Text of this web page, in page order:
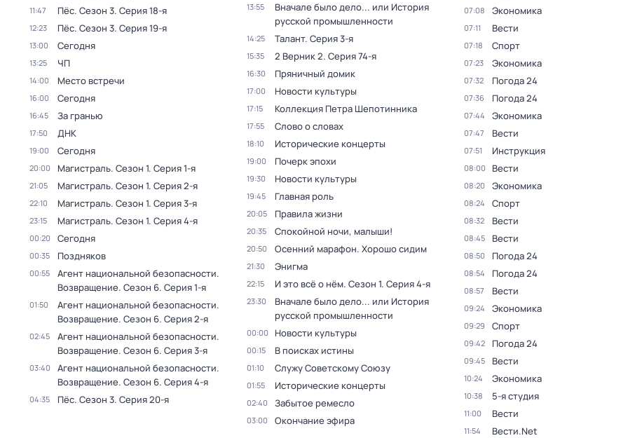
11:47 Пёс. Сезон 3. Серия 18-я
12:23 Пёс. Сезон 3. Серия 19-я
13:00 Сегодня
13:25 ЧП
14:00 Место встречи
16:00 Сегодня
16:45 За гранью
17:50 ДНК
19:00 Сегодня
20:00 Магистраль. Сезон 1. Серия 1-я
21:05 Магистраль. Сезон 1. Серия 2-я
22:10 Магистраль. Сезон 1. Серия 3-я
23:15 Магистраль. Сезон 1. Серия 4-я
00:20 Сегодня
00:35 Поздняков
00:55
Агент национальной безопасности.
Возвращение. Сезон 6. Серия 1-я
01:50
Агент национальной безопасности.
Возвращение. Сезон 6. Серия 2-я
02:45
Агент национальной безопасности.
Возвращение. Сезон 6. Серия 3-я
03:40
Агент национальной безопасности.
Возвращение. Сезон 6. Серия 4-я
04:35 Пёс. Сезон 3. Серия 20-я
13:55
Вначале было дело... или История
русской промышленности
14:25 Талант. Серия 3-я
15:35 2 Верник 2. Серия 74-я
16:30 Пряничный домик
17:00 Новости культуры
17:15 Коллекция Петра Шепотинника
17:55 Слово о словах
18:10 Исторические концерты
19:00 Почерк эпохи
19:30 Новости культуры
19:45 Главная роль
20:05 Правила жизни
20:35 Спокойной ночи, малыши!
20:50 Осенний марафон. Хорошо сидим
21:30 Энигма
22:15 И это всё о нём. Сезон 1. Серия 4-я
23:30
Вначале было дело... или История
русской промышленности
00:00 Новости культуры
00:15 В поисках истины
01:10 Служу Советскому Союзу
01:55 Исторические концерты
02:40 Забытое ремесло
03:00 Окончание эфира
07:08 Экономика
07:11 Вести
07:18 Спорт
07:23 Экономика
07:32 Погода 24
07:36 Погода 24
07:44 Экономика
07:47 Вести
07:51 Инструкция
08:00 Вести
08:20 Экономика
08:24 Спорт
08:32 Вести
08:45 Вести
08:50 Погода 24
08:54 Погода 24
08:57 Вести
09:24 Экономика
09:29 Спорт
09:42 Погода 24
09:45 Вести
10:24 Экономика
10:38 5-я студия
11:00 Вести
11:54 Вести.Net